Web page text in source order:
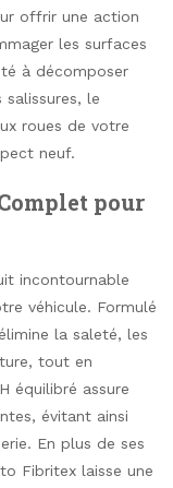
offrir une action
les surfaces
à décomposer
le
roues de votre
neuf.
pour
incontournable
véhicule. Formulé
la saleté, les
tout en
équilibré assure
évitant ainsi
En plus de ses
Fibritex laisse une